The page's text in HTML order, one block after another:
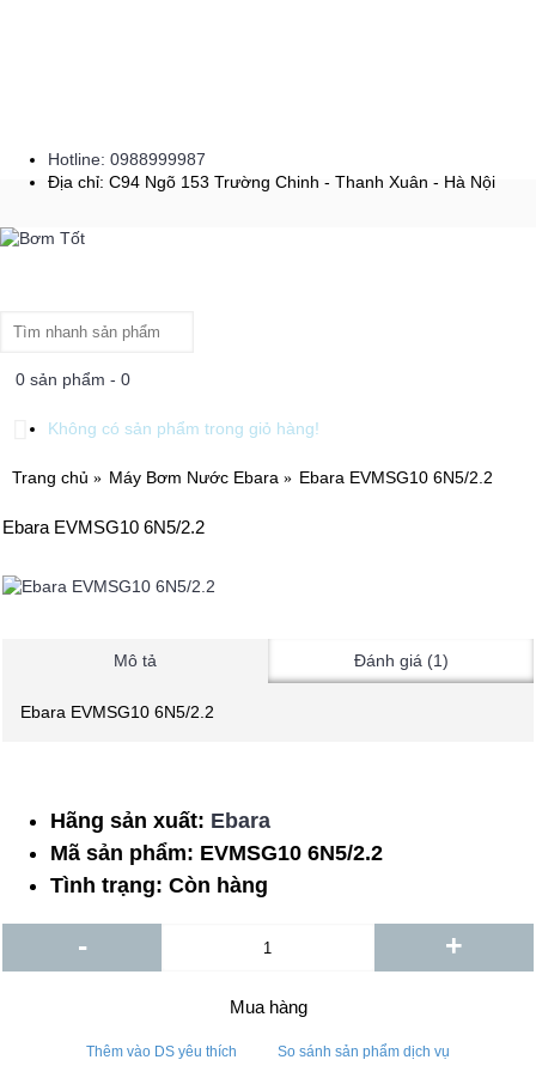
Hotline: 0988999987
Địa chỉ: C94 Ngõ 153 Trường Chinh - Thanh Xuân - Hà Nội
0 sản phẩm - 0
Không có sản phẩm trong giỏ hàng!
Trang chủ Máy Bơm Nước Ebara Ebara EVMSG10 6N5/2.2
Ebara EVMSG10 6N5/2.2
Mô tả Đánh giá (1)
Ebara EVMSG10 6N5/2.2
Hãng sản xuất: Ebara
Mã sản phẩm: EVMSG10 6N5/2.2
Tình trạng: Còn hàng
- +
Mua hàng
Thêm vào DS yêu thích So sánh sản phẩm dịch vụ